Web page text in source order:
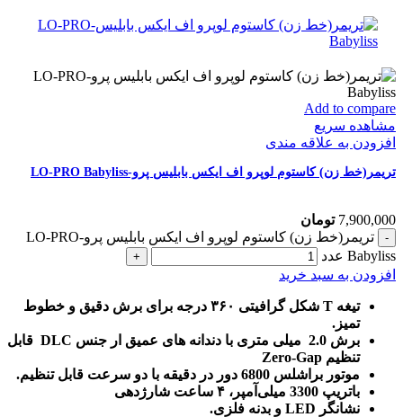
Add to compare
مشاهده سریع
افزودن به علاقه مندی
تریمر(خط زن) کاستوم لوپرو اف ایکس بابلیس پرو-LO-PRO Babyliss
7,900,000 تومان
تریمر(خط زن) کاستوم لوپرو اف ایکس بابلیس پرو-LO-PRO
Babyliss عدد
افزودن به سبد خرید
تیغه T شکل گرافیتی ۳۶۰ درجه برای برش دقیق و خطوط
تمیز.
برش 2.0 میلی متری با دندانه های عمیق ار جنس DLC قابل
تنظیم Zero-Gap
موتور براشلس 6800 دور در دقیقه با دو سرعت قابل تنظیم.
باتریپ 3300 میلی‌آمپر، ۴ ساعت شارژدهی
نشانگر LED و بدنه فلزی.